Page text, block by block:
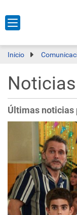
Inicio
Noticias
Últimas noticias